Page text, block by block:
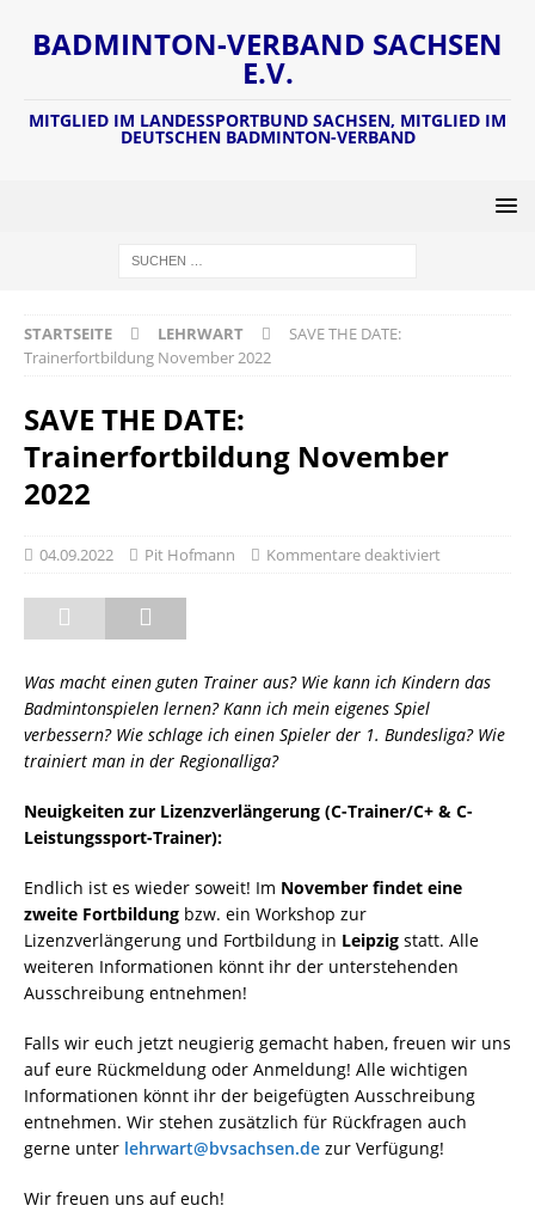
BADMINTON-VERBAND SACHSEN
E.V.
MITGLIED IM LANDESSPORTBUND SACHSEN, MITGLIED IM
DEUTSCHEN BADMINTON-VERBAND
STARTSEITE LEHRWART
SAVE THE DATE:
Trainerfortbildung November 2022
SAVE THE DATE:
Trainerfortbildung November
2022
04.09.2022 Pit Hofmann Kommentare deaktiviert
Was macht einen guten Trainer aus? Wie kann ich Kindern das
Badmintonspielen lernen? Kann ich mein eigenes Spiel
verbessern? Wie schlage ich einen Spieler der 1. Bundesliga? Wie
trainiert man in der Regionalliga?
Neuigkeiten zur Lizenzverlängerung (C-Trainer/C+ & C-
Leistungssport-Trainer):
Endlich ist es wieder soweit! Im November findet eine
zweite Fortbildung bzw. ein Workshop zur
Lizenzverlängerung und Fortbildung in Leipzig statt. Alle
weiteren Informationen könnt ihr der unterstehenden
Ausschreibung entnehmen!
Falls wir euch jetzt neugierig gemacht haben, freuen wir uns
auf eure Rückmeldung oder Anmeldung! Alle wichtigen
Informationen könnt ihr der beigefügten Ausschreibung
entnehmen. Wir stehen zusätzlich für Rückfragen auch
gerne unter lehrwart@bvsachsen.de zur Verfügung!
Wir freuen uns auf euch!